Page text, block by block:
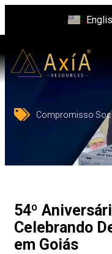
Compromisso
54º
Celebrando
em Goiás